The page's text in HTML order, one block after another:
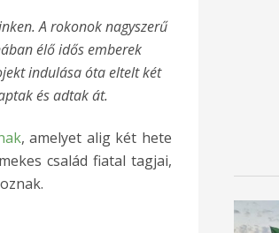
A rokonok nagyszerű
élő idős emberek
indulása óta eltelt két
és adtak át.
, amelyet alig két hete
család fiatal tagjai,